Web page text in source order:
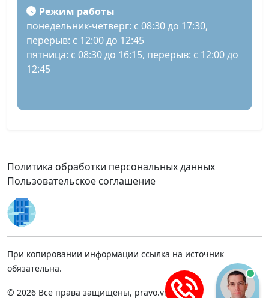
Режим работы
понедельник-четверг: с 08:30 до 17:30,
перерыв: с 12:00 до 12:45
пятница: с 08:30 до 16:15, перерыв: с 12:00 до
12:45
Политика обработки персональных данных
Пользовательское соглашение
При копировании информации ссылка на источник
обязательна.
© 2026 Все права защищены, pravo.vnmsk.ru.